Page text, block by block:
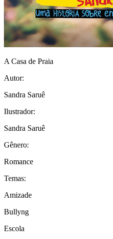
A Casa de Praia
Autor:
Sandra Saruê
Ilustrador:
Sandra Saruê
Gênero:
Romance
Temas:
Amizade
Bullyng
Escola